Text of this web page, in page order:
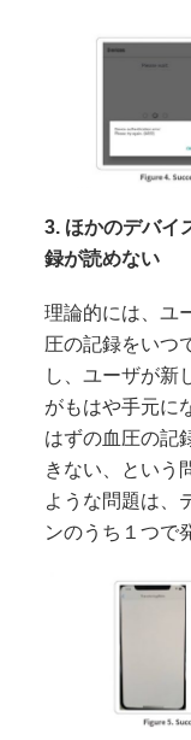
3. ほかのデバイ
録が読めない
理論的には、ユ
圧の記録をいつ
し、ユーザが新
がもはや手元に
はずの血圧の記
きない、という
ような問題は、
ンのうち１つで